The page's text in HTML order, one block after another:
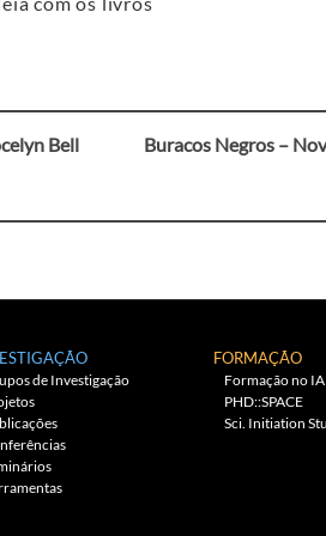
Bell Buracos Negros –
de Investigação
FORMAÇÃO
Formação no IA
PHD::SPACE
Sci. Initiation